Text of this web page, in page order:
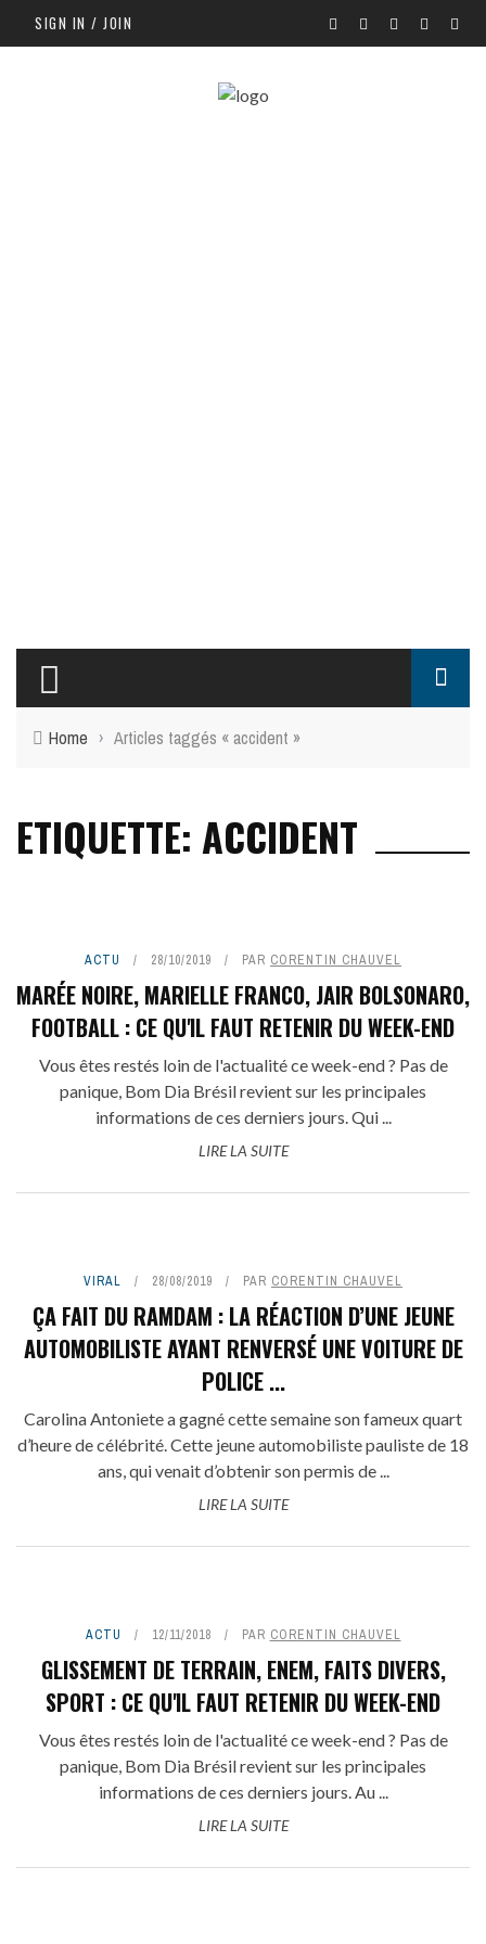
SIGN IN / JOIN
Home › Articles taggés « accident »
ETIQUETTE: ACCIDENT
ACTU 28/10/2019 PAR CORENTIN CHAUVEL
MARÉE NOIRE, MARIELLE FRANCO, JAIR BOLSONARO,
FOOTBALL : CE QU'IL FAUT RETENIR DU WEEK-END
Vous êtes restés loin de l'actualité ce week-end ? Pas de
panique, Bom Dia Brésil revient sur les principales
informations de ces derniers jours. Qui ...
LIRE LA SUITE
VIRAL 28/08/2019 PAR CORENTIN CHAUVEL
ÇA FAIT DU RAMDAM : LA RÉACTION D’UNE JEUNE
AUTOMOBILISTE AYANT RENVERSÉ UNE VOITURE DE
POLICE ...
Carolina Antoniete a gagné cette semaine son fameux quart
d’heure de célébrité. Cette jeune automobiliste pauliste de 18
ans, qui venait d’obtenir son permis de ...
LIRE LA SUITE
ACTU 12/11/2018 PAR CORENTIN CHAUVEL
GLISSEMENT DE TERRAIN, ENEM, FAITS DIVERS,
SPORT : CE QU'IL FAUT RETENIR DU WEEK-END
Vous êtes restés loin de l'actualité ce week-end ? Pas de
panique, Bom Dia Brésil revient sur les principales
informations de ces derniers jours. Au ...
LIRE LA SUITE